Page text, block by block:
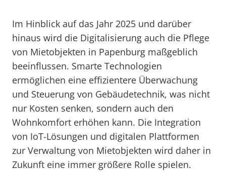
Im Hinblick auf das Jahr 2025 und darüber
hinaus wird die Digitalisierung auch die Pflege
von Mietobjekten in Papenburg maßgeblich
beeinflussen. Smarte Technologien
ermöglichen eine effizientere Überwachung
und Steuerung von Gebäudetechnik, was nicht
nur Kosten senken, sondern auch den
Wohnkomfort erhöhen kann. Die Integration
von IoT-Lösungen und digitalen Plattformen
zur Verwaltung von Mietobjekten wird daher in
Zukunft eine immer größere Rolle spielen.